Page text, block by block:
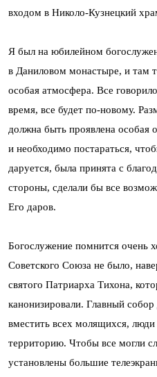
входом в Николо-Кузнецкий
Я был на юбилейном
в Даниловом монастыре, и там
особая атмосфера. Все
время, все будет по-новому.
должна быть проявлена особая
и необходимо постараться,
даруется, была принята с
стороны, сделали бы все
Его даров.
Богослужение помнится очень
Советского Союза не было,
святого Патриарха Тихона,
канонизировали. Главный
вместить всех молящихся,
территорию. Чтобы все могли
установлены большие